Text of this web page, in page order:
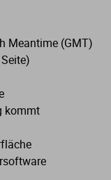
Meantime (GMT)
kommt